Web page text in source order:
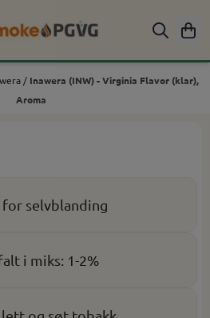
/ Inawera (INW) - Virginia Flavor (klar),
Aroma
selvblanding
i miks: 1-2%